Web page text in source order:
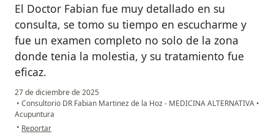
El Doctor Fabian fue muy detallado en su
consulta, se tomo su tiempo en escucharme y
fue un examen completo no solo de la zona
donde tenia la molestia, y su tratamiento fue
eficaz.
27 de diciembre de 2025
• Consultorio DR Fabian Martinez de la Hoz - MEDICINA ALTERNATIVA •
Acupuntura
• en opinión del usuario AR
Reportar